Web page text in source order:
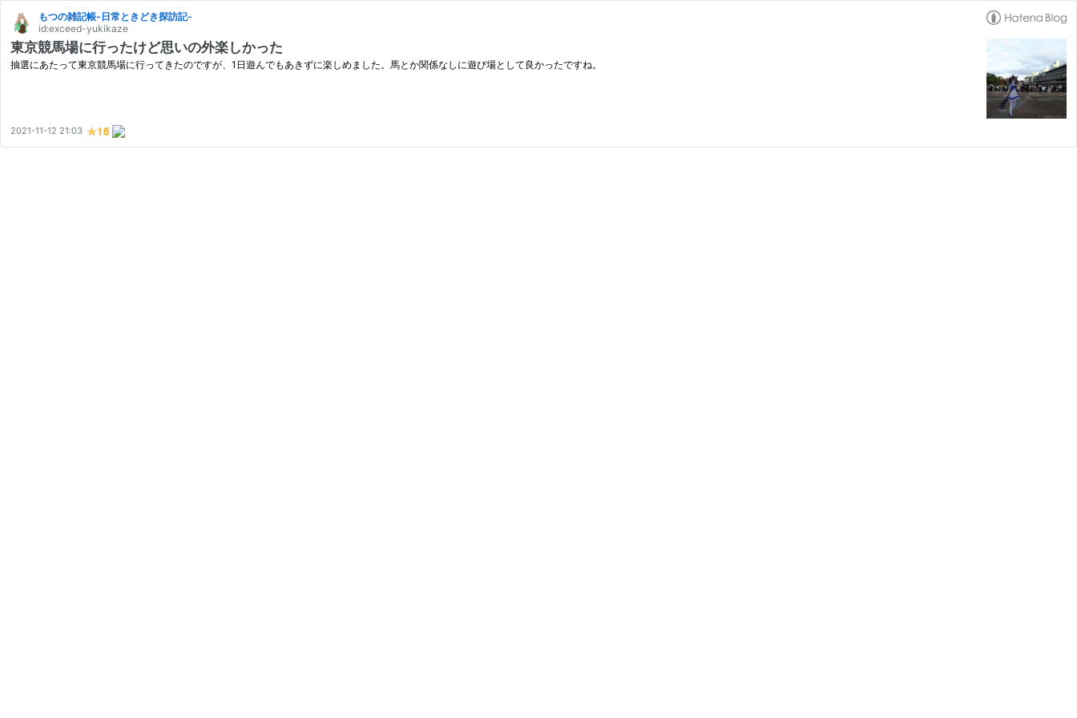
もつの雑記帳-日常ときどき探訪記-
id:exceed-yukikaze
東京競馬場に行ったけど思いの外楽しかった
抽選にあたって東京競馬場に行ってきたのですが、1日遊んでもあきずに楽しめました。馬とか関係なしに遊び場として良かったですね。
2021-11-12 21:03